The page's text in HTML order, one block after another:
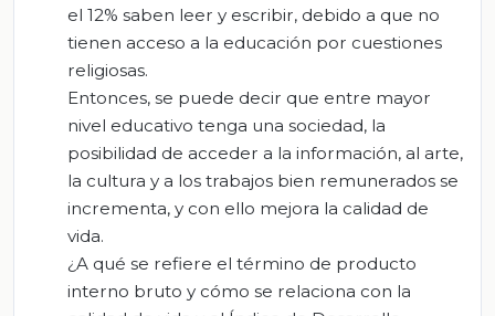
el 12% saben leer y escribir, debido a que no
tienen acceso a la educación por cuestiones
religiosas.
Entonces, se puede decir que entre mayor
nivel educativo tenga una sociedad, la
posibilidad de acceder a la información, al arte,
la cultura y a los trabajos bien remunerados se
incrementa, y con ello mejora la calidad de
vida.
¿A qué se refiere el término de producto
interno bruto y cómo se relaciona con la